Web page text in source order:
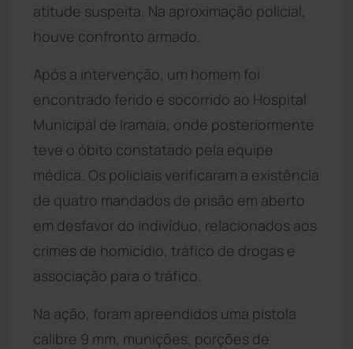
atitude suspeita. Na aproximação policial,
houve confronto armado.
Após a intervenção, um homem foi
encontrado ferido e socorrido ao Hospital
Municipal de Iramaia, onde posteriormente
teve o óbito constatado pela equipe
médica. Os policiais verificaram a existência
de quatro mandados de prisão em aberto
em desfavor do indivíduo, relacionados aos
crimes de homicídio, tráfico de drogas e
associação para o tráfico.
Na ação, foram apreendidos uma pistola
calibre 9 mm, munições, porções de